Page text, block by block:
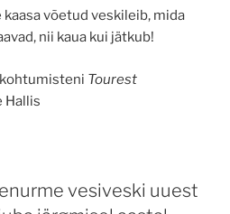
võetud veskileib, mida
nii kaua kui jätkub!
Tourest
Hallis
vesiveski uuest